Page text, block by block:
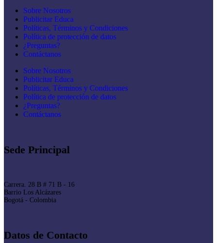
Sobre Nosotros
Publicitar Educa
Políticas, Términos y Condiciones
Política de protección de datos
¿Preguntas?
Contáctanos
Sobre Nosotros
Publicitar Educa
Políticas, Términos y Condiciones
Política de protección de datos
¿Preguntas?
Contáctanos
Sede Principal
Carrera. 28 B # 71 B - 16
Barrio Los Alcázares
Bogotá - Colombia
Datos de Contacto